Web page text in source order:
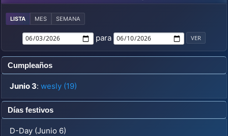
LISTA MES SEMANA
para
Cumpleaños
Junio 3: wesly (19)
Días festivos
D-Day (Junio 6)